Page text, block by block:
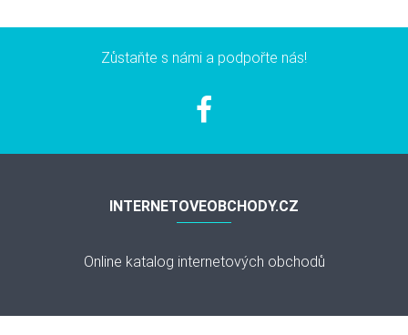
Zůstaňte s námi a podpořte nás!
INTERNETOVEOBCHODY.CZ
Online katalog internetových obchodů